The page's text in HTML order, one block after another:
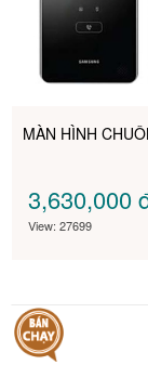
MÀN HÌNH
3,630,000
View: 27699